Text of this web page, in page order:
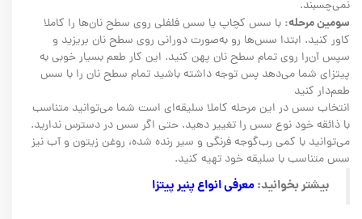
نمی‌چسبند.
سومین مرحله: با سس کچاپ یا سس فلفلی روی سطح نان‌ها را کاملا
کاور کنید. ابتدا سس‌ها رو به‌صورت دورانی روی سطح نان بریزید و
سپس آن‌را روی تمام سطح نان پهن کنید. این کار طعم بسیار خوبی به
پیتزای شما می‌دهد پس توجه داشته باشید تمام سطح نان را با سس
طعم‌دار کنید
انتخاب سس در این مرحله کاملا سلیقه‌ای است شما می‌توانید متناسب
با ذائقه خود نوع سس را تغییر دهید. حتی اگر سس در دسترس ندارید.
می‌توانید با کمی رب‌گوجه فرنگی و سیر رنده شده، روغن زیتون و آب نیز
سس متناسب با سلیقه خود تهیه کنید.
بیشتر بخوانید:معرفی انواع پنیر پیتزا​​​​​​​